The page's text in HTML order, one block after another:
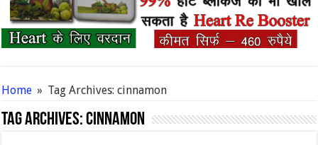
Home » Tag Archives: cinnamon
Tag Archives:cinnamon